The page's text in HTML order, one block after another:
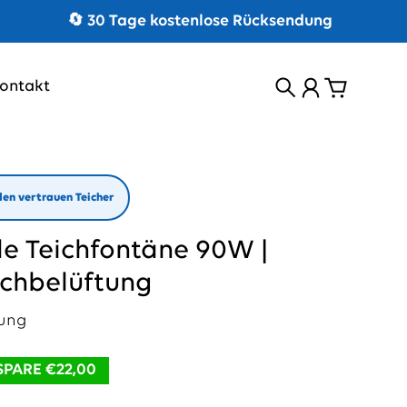
🔄 30 Tage kostenlose Rücksendung
SucheKontoWarenkorb
vertrauen Teicher
Teichfontäne 90W |
€22,00